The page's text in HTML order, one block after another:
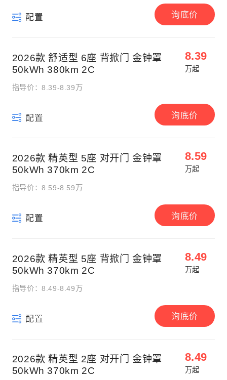
配置 询底价
2026款 舒适型 6座 背掀门 金钟罩
50kWh 380km 2C
8.39
万起
指导价：8.39-8.39万
配置 询底价
2026款 精英型 5座 对开门 金钟罩
50kWh 370km 2C
8.59
万起
指导价：8.59-8.59万
配置 询底价
2026款 精英型 5座 背掀门 金钟罩
50kWh 370km 2C
8.49
万起
指导价：8.49-8.49万
配置 询底价
2026款 精英型 2座 对开门 金钟罩
50kWh 370km 2C
8.49
万起